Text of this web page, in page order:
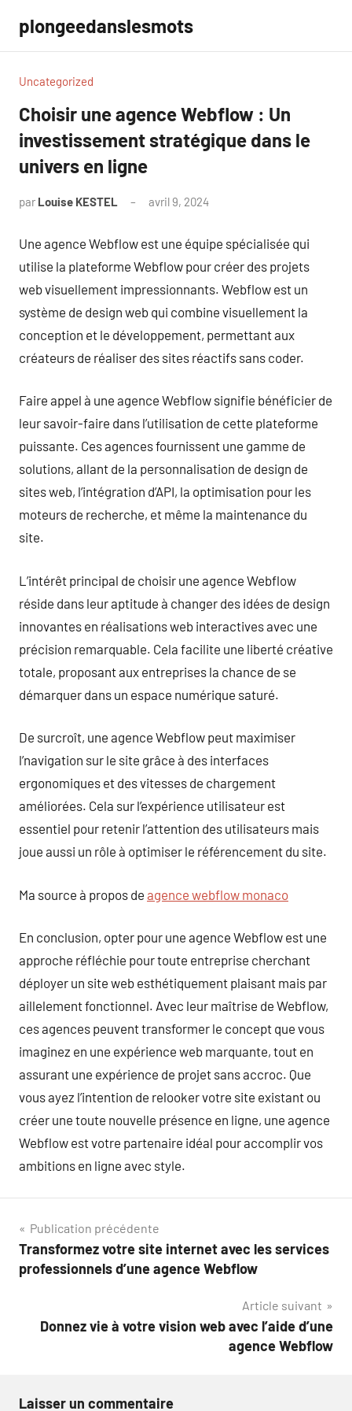
contenu
plongeedanslesmots
Uncategorized
Choisir une agence Webflow : Un
investissement stratégique dans le
univers en ligne
par Louise KESTEL avril 9, 2024
Une agence Webflow est une équipe spécialisée qui
utilise la plateforme Webflow pour créer des projets
web visuellement impressionnants. Webflow est un
système de design web qui combine visuellement la
conception et le développement, permettant aux
créateurs de réaliser des sites réactifs sans coder.
Faire appel à une agence Webflow signifie bénéficier de
leur savoir-faire dans l’utilisation de cette plateforme
puissante. Ces agences fournissent une gamme de
solutions, allant de la personnalisation de design de
sites web, l’intégration d’API, la optimisation pour les
moteurs de recherche, et même la maintenance du
site.
L’intérêt principal de choisir une agence Webflow
réside dans leur aptitude à changer des idées de design
innovantes en réalisations web interactives avec une
précision remarquable. Cela facilite une liberté créative
totale, proposant aux entreprises la chance de se
démarquer dans un espace numérique saturé.
De surcroît, une agence Webflow peut maximiser
l’navigation sur le site grâce à des interfaces
ergonomiques et des vitesses de chargement
améliorées. Cela sur l’expérience utilisateur est
essentiel pour retenir l’attention des utilisateurs mais
joue aussi un rôle à optimiser le référencement du site.
Ma source à propos de agence webflow monaco
En conclusion, opter pour une agence Webflow est une
approche réfléchie pour toute entreprise cherchant
déployer un site web esthétiquement plaisant mais par
aillelement fonctionnel. Avec leur maîtrise de Webflow,
ces agences peuvent transformer le concept que vous
imaginez en une expérience web marquante, tout en
assurant une expérience de projet sans accroc. Que
vous ayez l’intention de relooker votre site existant ou
créer une toute nouvelle présence en ligne, une agence
Webflow est votre partenaire idéal pour accomplir vos
ambitions en ligne avec style.
Navigation
de
Publication précédente
Transformez votre site internet avec les services
professionnels d’une agence Webflow
Article suivant
Donnez vie à votre vision web avec l’aide d’une
agence Webflow
Laisser un commentaire